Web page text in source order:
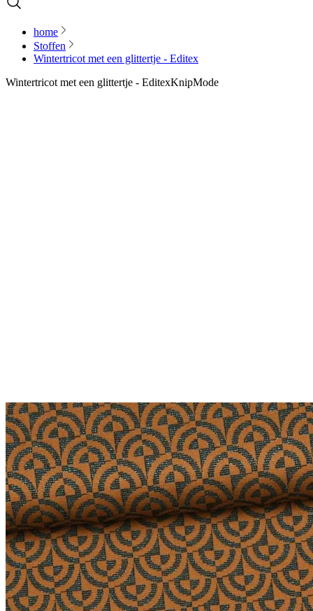
home
Stoffen
Wintertricot met een glittertje - Editex
Wintertricot met een glittertje - EditexKnipMode